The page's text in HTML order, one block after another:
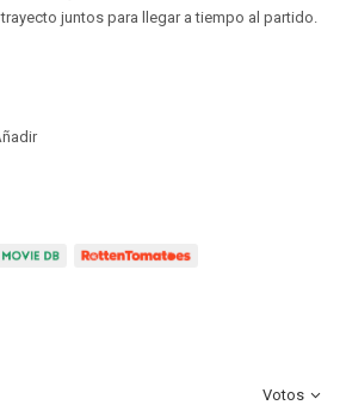
juntos para llegar a tiempo al partido.
Votos